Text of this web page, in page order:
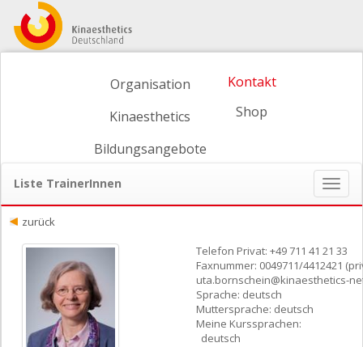
Organisation
Kinaesthetics
Bildungsangebote
Kontakt
Shop
Liste TrainerInnen
ein-/
zurück
Telefon Privat: +49 711 41 21 33
Faxnummer: 0049711/4412421
uta.bornschein@kinaesthetics-
Sprache: deutsch
Muttersprache: deutsch
Meine Kurssprachen:
deutsch